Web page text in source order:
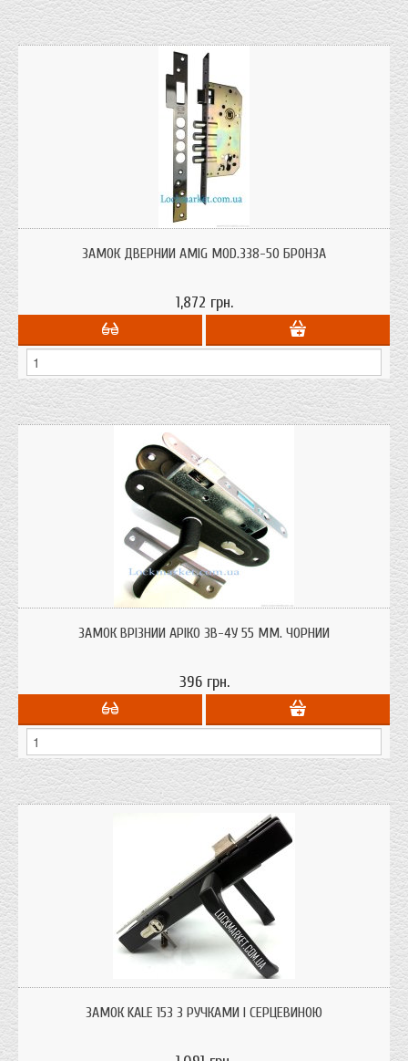
циліндр і броні накладку від іспанського виробника.
ЗАМОК ДВЕРНИЙ AMIG MOD.338-50 БРОНЗА
1,872 грн.
дерев'яних дверей. Бюджетний в кабінет, офіс, дачу. Аналог
Сімферопольського замку
ЗАМОК ВРІЗНИЙ АРІКО ЗВ-4У 55 ММ. ЧОРНИЙ
396 грн.
Найчастіше використовують на хвіртку, ворота в профільну трубу.
ЗАМОК KALE 153 З РУЧКАМИ І СЕРЦЕВИНОЮ